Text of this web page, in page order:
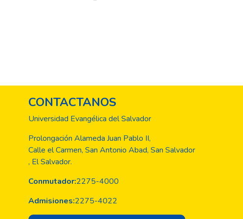
CONTACTANOS
Universidad Evangélica del Salvador
Prolongación Alameda Juan Pablo II,
Calle el Carmen, San Antonio Abad, San Salvador
, El Salvador.
Conmutador:2275-4000
Admisiones:2275-4022